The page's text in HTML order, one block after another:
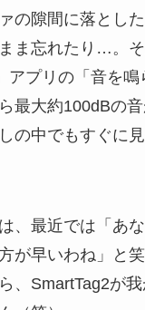
の隙間に落とし
ま忘れたり…。そ
アプリの「音を
最大約100dBの
の中でもすぐに
、最近では「あ
が早いわね」と
、SmartTag2が